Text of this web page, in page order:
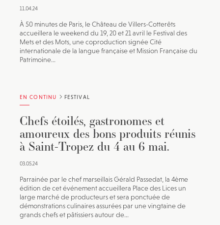
11.04.24
À 50 minutes de Paris, le Château de Villers-Cotterêts
accueillera le weekend du 19, 20 et 21 avril le Festival des
Mets et des Mots, une coproduction signée Cité
internationale de la langue française et Mission Française du
Patrimoine...
EN CONTINU FESTIVAL
Chefs étoilés, gastronomes et
amoureux des bons produits réunis
à Saint-Tropez du 4 au 6 mai.
03.05.24
Parrainée par le chef marseillais Gérald Passedat, la 4ème
édition de cet événement accueillera Place des Lices un
large marché de producteurs et sera ponctuée de
démonstrations culinaires assurées par une vingtaine de
grands chefs et pâtissiers autour de...